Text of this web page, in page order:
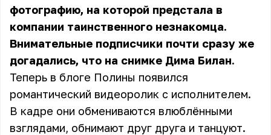
фотографию, на которой предстала в
компании таинственного незнакомца.
Внимательные подписчики почти сразу же
догадались, что на снимке Дима Билан.
Теперь в блоге Полины появился
романтический видеоролик с исполнителем.
В кадре они обмениваются влюблёнными
взглядами, обнимают друг друга и танцуют.